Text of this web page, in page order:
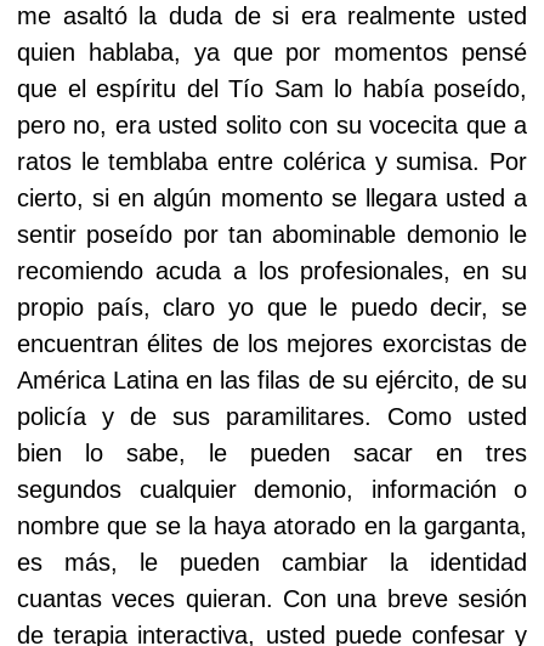
me asaltó la duda de si era realmente usted
quien hablaba, ya que por momentos pensé
que el espíritu del Tío Sam lo había poseído,
pero no, era usted solito con su vocecita que a
ratos le temblaba entre colérica y sumisa. Por
cierto, si en algún momento se llegara usted a
sentir poseído por tan abominable demonio le
recomiendo acuda a los profesionales, en su
propio país, claro yo que le puedo decir, se
encuentran élites de los mejores exorcistas de
América Latina en las filas de su ejército, de su
policía y de sus paramilitares. Como usted
bien lo sabe, le pueden sacar en tres
segundos cualquier demonio, información o
nombre que se la haya atorado en la garganta,
es más, le pueden cambiar la identidad
cuantas veces quieran. Con una breve sesión
de terapia interactiva, usted puede confesar y